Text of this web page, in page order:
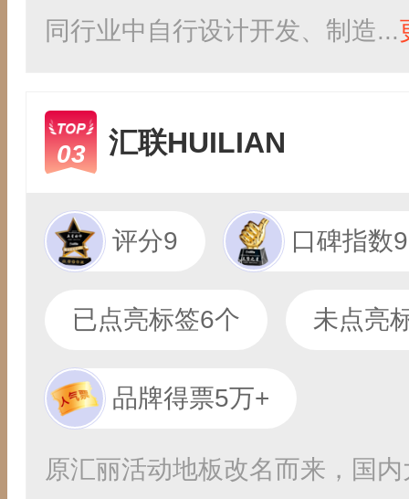
同行业中自行设计开发、制造...
03 汇联HUILIAN
评分9 口碑指数
已点亮标签6个 未点亮
品牌得票5万+
原汇丽活动地板改名而来，国